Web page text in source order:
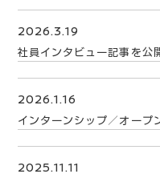
2026.3.19
社員インタビュー記事を公
2026.1.16
インターンシップ／オープ
2025.11.11